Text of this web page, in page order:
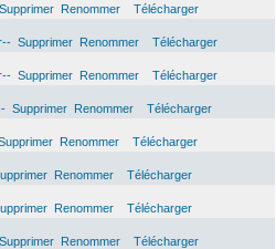
Supprimer Renommer
Télécharger
Supprimer Renommer
Télécharger
Supprimer Renommer
Télécharger
Supprimer Renommer
Télécharger
Renommer
Télécharger
Renommer
Télécharger
Renommer
Télécharger
Supprimer Renommer
Télécharger